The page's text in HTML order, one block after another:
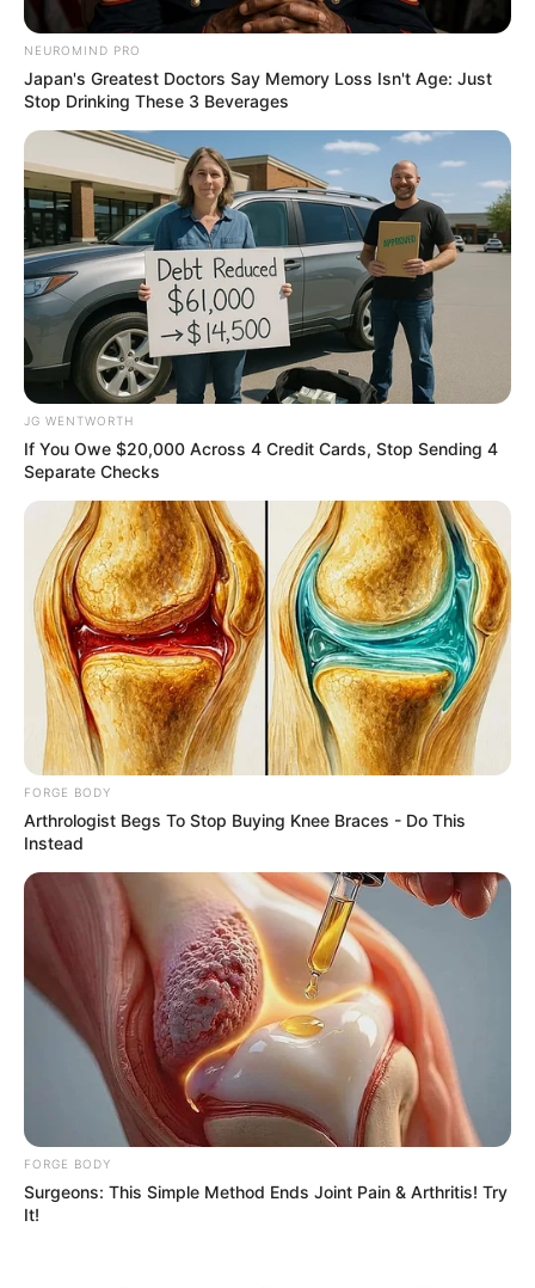
เดือน ธันวาคม
พฤหัสบดีที่ 3 ธันวาคม 2563
เกิดวันพุธกลางคืนห้ามใช้ฤกษ์นี้
ศุกร์ที่ 4 ธันวาคม 256310.15-13.45 น. คน
เกิดวันอาทิตย์ห้ามให้ฤกษ์นี้
เสาร์ที่ 5 ธันวาคม 256311.15-13.45 น.
คนเกิดวันพฤหัสบดีห้ามให้ฤกษ์นี้
พฤหัสบดีที่ 17 ธันวาคม 256311.35-14.45 น. คน
เกิดวันพุธกลางคืนห้ามใช้ฤกษ์นี้
อาทิตย์ที่ 27 ธันวาคม 256310.45-14.35 น. คน
เกิดวันจันทร์ห้ามใช้ฤกษ์นี้
ข้อมูลโดย :อ.รักษ์ ภัทร์มนต์
HOROLiveดูดวงสดบนมือถือ ทุกที่ทุกเวลา กับหมอดู
คุณภาพที่เราคัดสรรมาแล้ว
หมอดูอารมณ์ดีมีเพียบ ดาวน์โหลดเลย :
http://bit.ly/2OeDz8r
รายละเอียดเพิ่มเติมhttps://live.horolive.com/
ฤกษ์ดี ฤกษ์ทวงหนี้ ฤกษ์ทวงหนี้ ปี 2563
ฤกษ์มงคล
อ.รักษ์ ภัทร์มนต์
นักเขียน
เชื่อในสิ่งที่เฮ็ด เฮ็ดในสิ่งที่เชื่อ
NEUROMIND PRO
Japan's Greatest Doctors Say Memory Loss Isn't Age: Just
Stop Drinking These 3 Beverages
JG WENTWORTH
If You Owe $20,000 Across 4 Credit Cards, Stop Sending 4
Separate Checks
FORGE BODY
Arthrologist Begs To Stop Buying Knee Braces - Do This
Instead
FORGE BODY
Surgeons: This Simple Method Ends Joint Pain & Arthritis! Try
It!